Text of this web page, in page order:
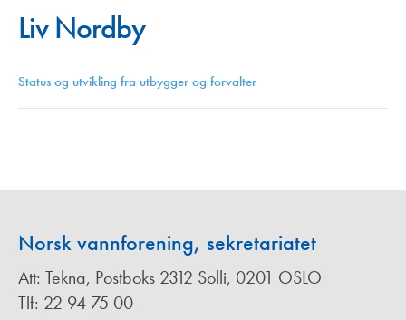
Liv Nordby
Status og utvikling fra utbygger og forvalter
Norsk vannforening, sekretariatet
Att: Tekna, Postboks 2312 Solli, 0201 OSLO
Tlf: 22 94 75 00